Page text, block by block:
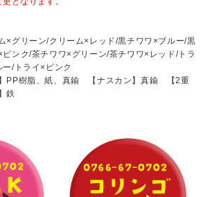
×グリーン/クリーム×レッド/黒チワワ×ブルー/黒
ピンク/茶チワワ×グリーン/茶チワワ×レッド/トラ
ー/トライ×ピンク
】PP樹脂、紙、真鍮 【ナスカン】真鍮 【2重
鉄